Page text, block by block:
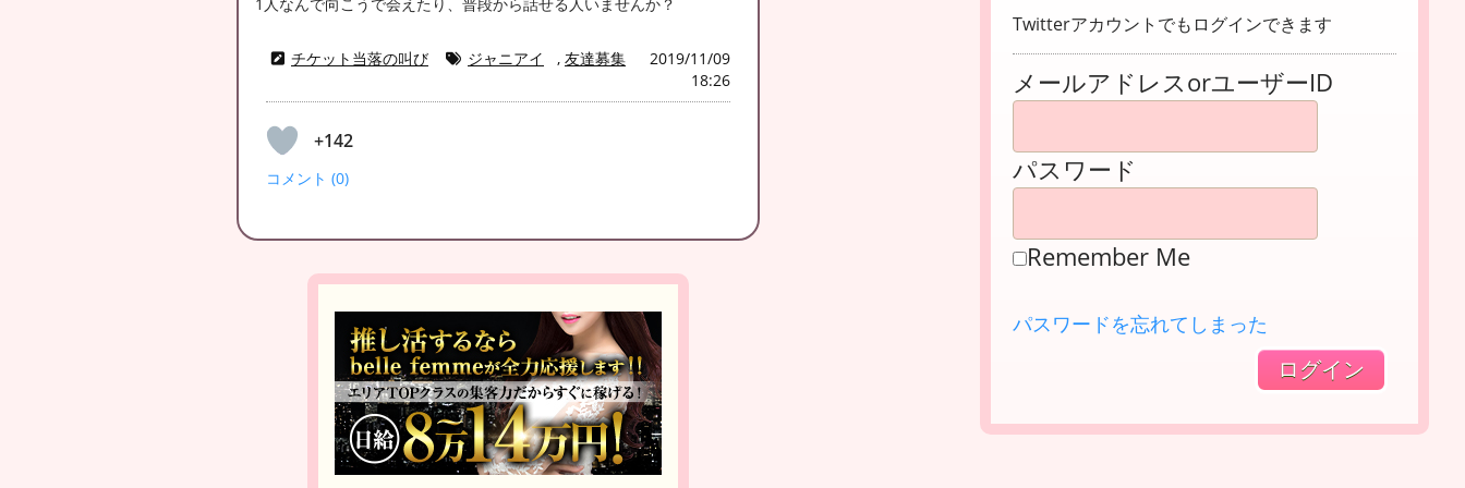
チケット当落の叫び ジャニアイ , 友達募集
2019/11/09
18:26
+142
コメント (0)
Twitterアカウントでもログインできます
メールアドレスorユーザーID
パスワード
Remember Me
パスワードを忘れてしまった